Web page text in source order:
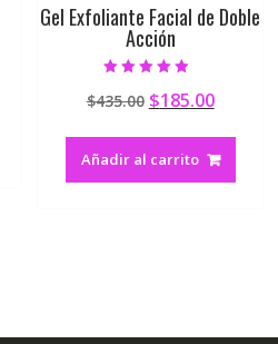
Gel Exfoliante Facial de Doble
Acción
5.00
de 5
$435.00 $185.00
Añadir al carrito